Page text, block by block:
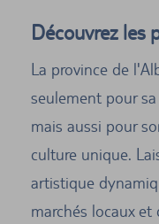
Découvrez les
La province de
seulement pour
mais aussi pour
culture unique.
artistique
marchés locaux et